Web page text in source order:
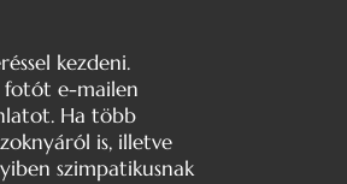
kezdeni.
fotót e-mailen
Ha több
is, illetve
szimpatikusnak